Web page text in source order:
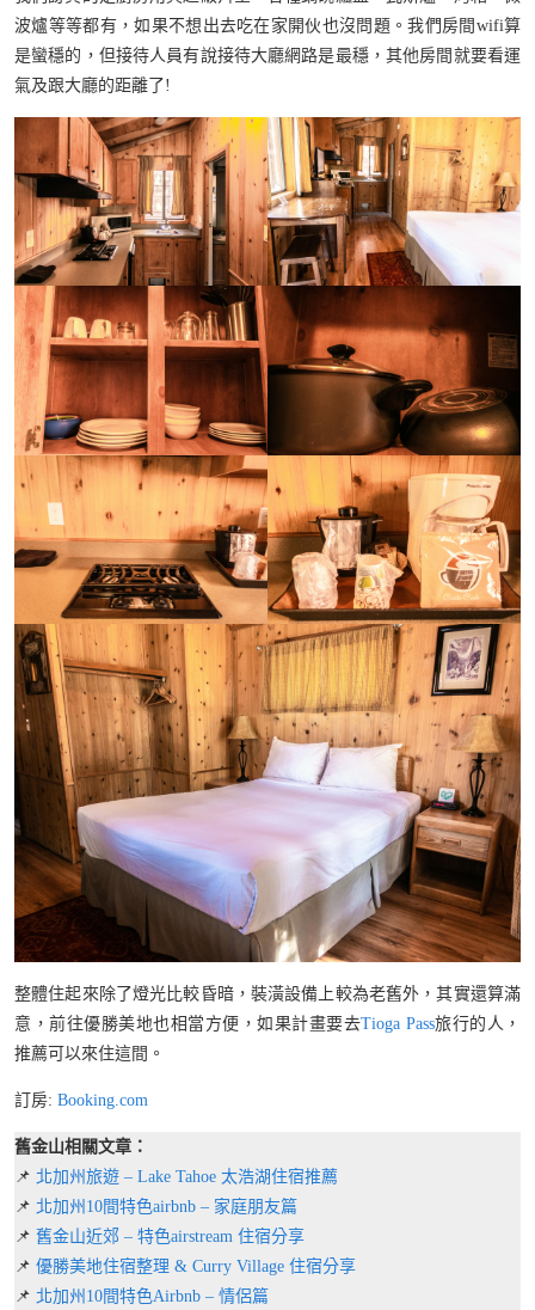
波爐等等都有，如果不想出去吃在家開伙也沒問題。我們房間wifi算
是蠻穩的，但接待人員有說接待大廳網路是最穩，其他房間就要看運
氣及跟大廳的距離了!
整體住起來除了燈光比較昏暗，裝潢設備上較為老舊外，其實還算滿
意，前往優勝美地也相當方便，如果計畫要去Tioga Pass旅行的人，
推薦可以來住這間。
訂房: Booking.com
舊金山相關文章：
📌 北加州旅遊 – Lake Tahoe 太浩湖住宿推薦
📌 北加州10間特色airbnb – 家庭朋友篇
📌 舊金山近郊 – 特色airstream 住宿分享
📌 優勝美地住宿整理 & Curry Village 住宿分享
📌 北加州10間特色Airbnb – 情侶篇